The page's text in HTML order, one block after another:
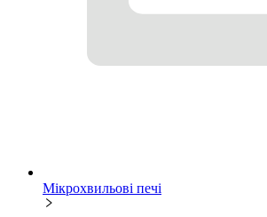
Мікрохвильові печі